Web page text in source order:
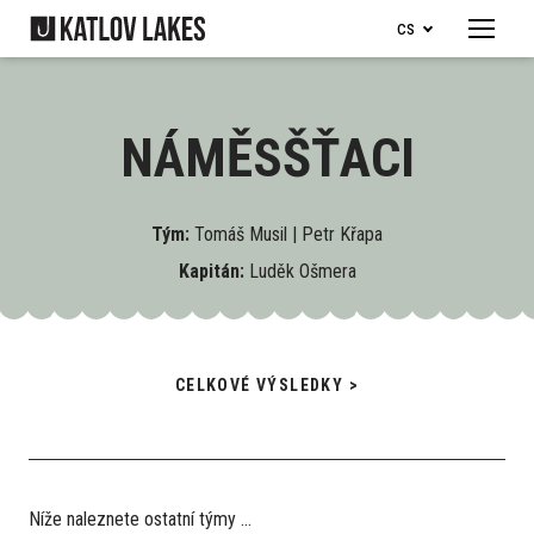
Menu
cs
NÁMĚSŠŤACI
Tým: Tomáš Musil | Petr Křapa
Kapitán: Luděk Ošmera
CELKOVÉ VÝSLEDKY >
Níže naleznete ostatní týmy ...